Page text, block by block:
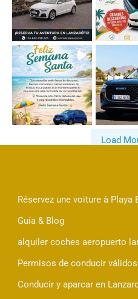
Load
Réservez une voiture à Playa
Guía & Blog
alquiler coches aeropuerto
Permisos de conducir
Conducir y aparcar en